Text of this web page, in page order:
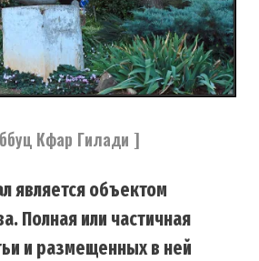
Кфар Гилади ]
является объектом
Полная или частичная
и размещенных в ней